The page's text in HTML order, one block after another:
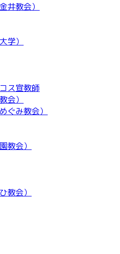
井教会）
学）
ス宣教師
会）
ぐみ教会）
教会）
教会）